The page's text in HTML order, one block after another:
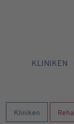
KLINIKEN
Kliniken Reha